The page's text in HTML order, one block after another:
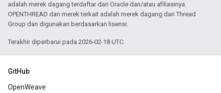
adalah merek dagang terdaftar dari Oracle dan/atau afiliasinya.
OPENTHREAD dan merek terkait adalah merek dagang dari Thread
Group dan digunakan berdasarkan lisensi.
Terakhir diperbarui pada 2026-02-18 UTC.
GitHub
OpenWeave